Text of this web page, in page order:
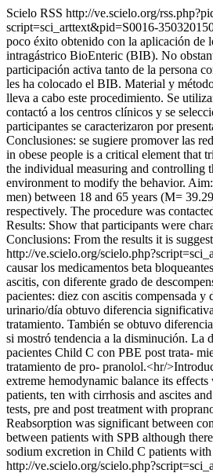
Scielo RSS http://ve.scielo.org/
script=sci_arttext&pid=S0016-
poco éxito obtenido con la aplicación de
intragástrico BioEnteric (BIB). No
participación activa tanto de la persona
les ha colocado el BIB. Material y
lleva a cabo este procedimiento. Se
contactó a los centros clínicos y se
participantes se caracterizaron por
Conclusiones: se sugiere promover las
in obese people is a critical element that
the individual measuring and controlling
environment to modify the behavior.
men) between 18 and 65 years (M=
respectively. The procedure was
Results: Show that participants were
Conclusions: From the results it is
http://ve.scielo.org/
causar los medicamentos beta
ascitis, con diferente grado de
pacientes: diez con ascitis compensada
urinario/día obtuvo diferencia
tratamiento. También se obtuvo
si mostró tendencia a la disminución. La
pacientes Child C con PBE post trata-
tratamiento de pro- pranolol.<hr/
extreme hemodynamic balance its
patients, ten with cirrhosis and ascites
tests, pre and post treatment with
Reabsorption was significant between
between patients with SPB although
sodium excretion in Child C patients
http://ve.scielo.org/